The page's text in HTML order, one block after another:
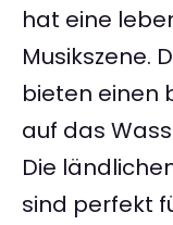
hat eine
Musikszene.
bieten einen
auf das
Die
sind perfekt